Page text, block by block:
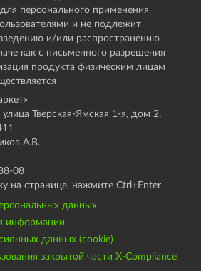
персонального применения
и не подлежит
и/или распространению
как с письменного разрешения
продукта физическим лицам
Тверская-Ямская 1-я, дом 2,
А.В.
08
на странице, нажмите Ctrl+Enter
данных
информации
данных (cookie)
закрытой части X-Compliance